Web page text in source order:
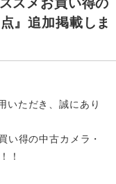
スメお買い得の
』追加掲載しま
いただき、誠にあり
い得の中古カメラ・
！